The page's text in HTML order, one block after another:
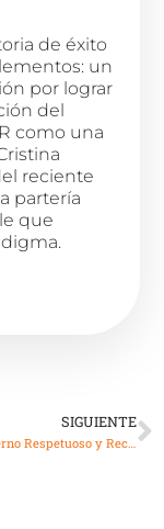
de éxito
un
por lograr
del
como una
reciente
partería
que
SIGUIENTE
Cuidado Materno Respetuoso y Recursos Humanos en Salud